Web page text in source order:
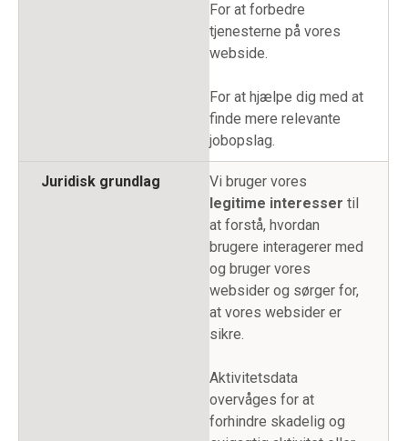
For at forbedre
tjenesterne på vores
webside.
For at hjælpe dig med at
finde mere relevante
jobopslag.
Juridisk grundlag
Vi bruger vores
legitime interesser til
at forstå, hvordan
brugere interagerer med
og bruger vores
websider og sørger for,
at vores websider er
sikre.
Aktivitetsdata
overvåges for at
forhindre skadelig og